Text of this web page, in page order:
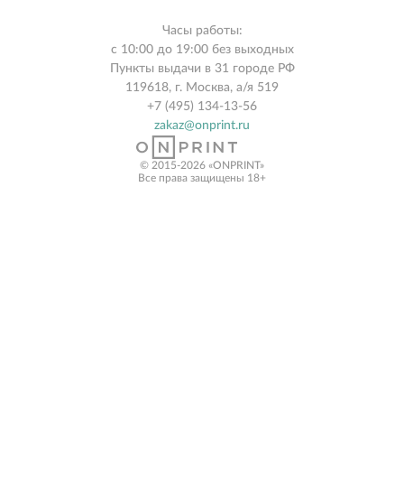
Часы работы:
с 10:00 до 19:00 без выходных
Пункты выдачи в 31 городе РФ
119618, г. Москва, а/я 519
+7 (495) 134-13-56
zakaz@onprint.ru
© 2015-2026 «ONPRINT»
Все права защищены 18+‎